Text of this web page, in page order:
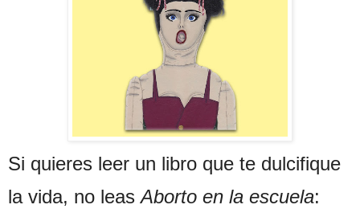
Si quieres leer un libro que te dulcifique
la vida, no leasAborto en la escuela: